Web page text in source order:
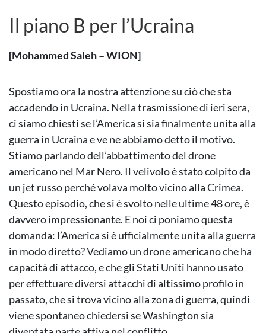
Il piano B per l’Ucraina
[Mohammed Saleh – WION]
Spostiamo ora la nostra attenzione su ciò che sta
accadendo in Ucraina. Nella trasmissione di ieri sera,
ci siamo chiesti se l’America si sia finalmente unita alla
guerra in Ucraina e ve ne abbiamo detto il motivo.
Stiamo parlando dell’abbattimento del drone
americano nel Mar Nero. Il velivolo è stato colpito da
un jet russo perché volava molto vicino alla Crimea.
Questo episodio, che si è svolto nelle ultime 48 ore, è
davvero impressionante. E noi ci poniamo questa
domanda: l’America si è ufficialmente unita alla guerra
in modo diretto? Vediamo un drone americano che ha
capacità di attacco, e che gli Stati Uniti hanno usato
per effettuare diversi attacchi di altissimo profilo in
passato, che si trova vicino alla zona di guerra, quindi
viene spontaneo chiedersi se Washington sia